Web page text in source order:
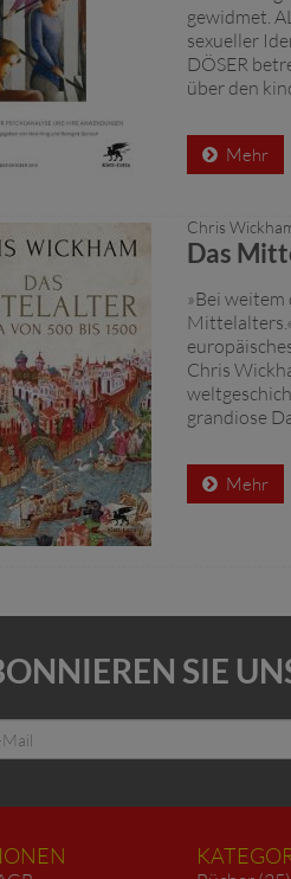
gewidmet.
sexueller
DÖSER
über den
Mehr
Chris
Das
»Bei
Chris
grandiose
Mehr
SIE